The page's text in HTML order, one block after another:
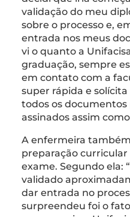
validação do meu
sobre o processo e,
entrada nos meus
vi o quanto a
graduação, sempre
em contato com a
super rápida e
todos os documentos
assinados assim
A enfermeira
preparação curricular
exame. Segundo ela:
validado
dar entrada no
surpreendeu foi o